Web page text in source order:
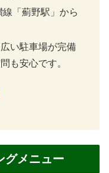
線「薊野駅」から
い駐車場が完備
も安心です。
グメニュー